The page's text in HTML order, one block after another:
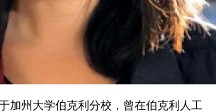
州大学伯克利分校，曾在伯克利人工